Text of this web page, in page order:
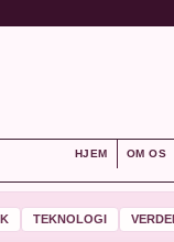
HJEM OM OS
TEKNOLOGI